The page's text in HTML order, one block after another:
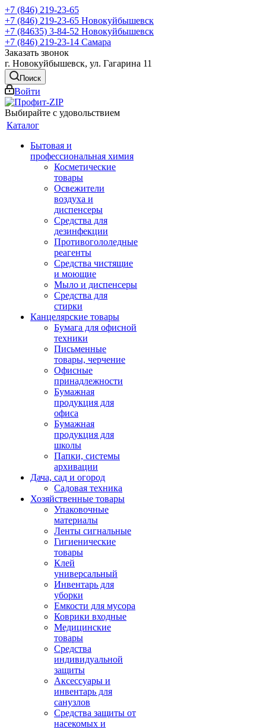
+7 (846) 219-23-65
+7 (846) 219-23-65 Новокуйбышевск
+7 (84635) 3-84-52 Новокуйбышевск
+7 (846) 219-23-14 Самара
Заказать звонок
г. Новокуйбышевск, ул. Гагарина 11
Поиск
Войти
Выбирайте с удовольствием
Каталог
Бытовая и
профессиональная химия
Косметические
товары
Освежители
воздуха и
диспенсеры
Средства для
дезинфекции
Противогололедные
реагенты
Средства чистящие
и моющие
Мыло и диспенсеры
Средства для
стирки
Канцелярские товары
Бумага для офисной
техники
Письменные
товары, черчение
Офисные
принадлежности
Бумажная
продукция для
офиса
Бумажная
продукция для
школы
Папки, системы
архивации
Дача, сад и огород
Садовая техника
Хозяйственные товары
Упаковочные
материалы
Ленты сигнальные
Гигиенические
товары
Клей
универсальный
Инвентарь для
уборки
Емкости для мусора
Коврики входные
Медицинские
товары
Средства
индивидуальной
защиты
Аксессуары и
инвентарь для
санузлов
Средства защиты от
насекомых и